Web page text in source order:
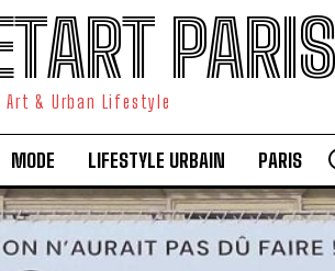
PARIS
Art & Urban Lifestyle
MODE LIFESTYLE URBAIN PARIS